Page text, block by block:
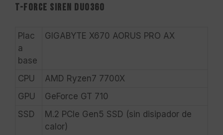
T-FORCE SIREN DUO360
Plac
a
base
GIGABYTE X670 AORUS PRO AX
CPU
AMD Ryzen7 7700X
GPU
GeForce GT 710
SSD
M.2 PCIe Gen5 SSD (sin disipador de
calor)